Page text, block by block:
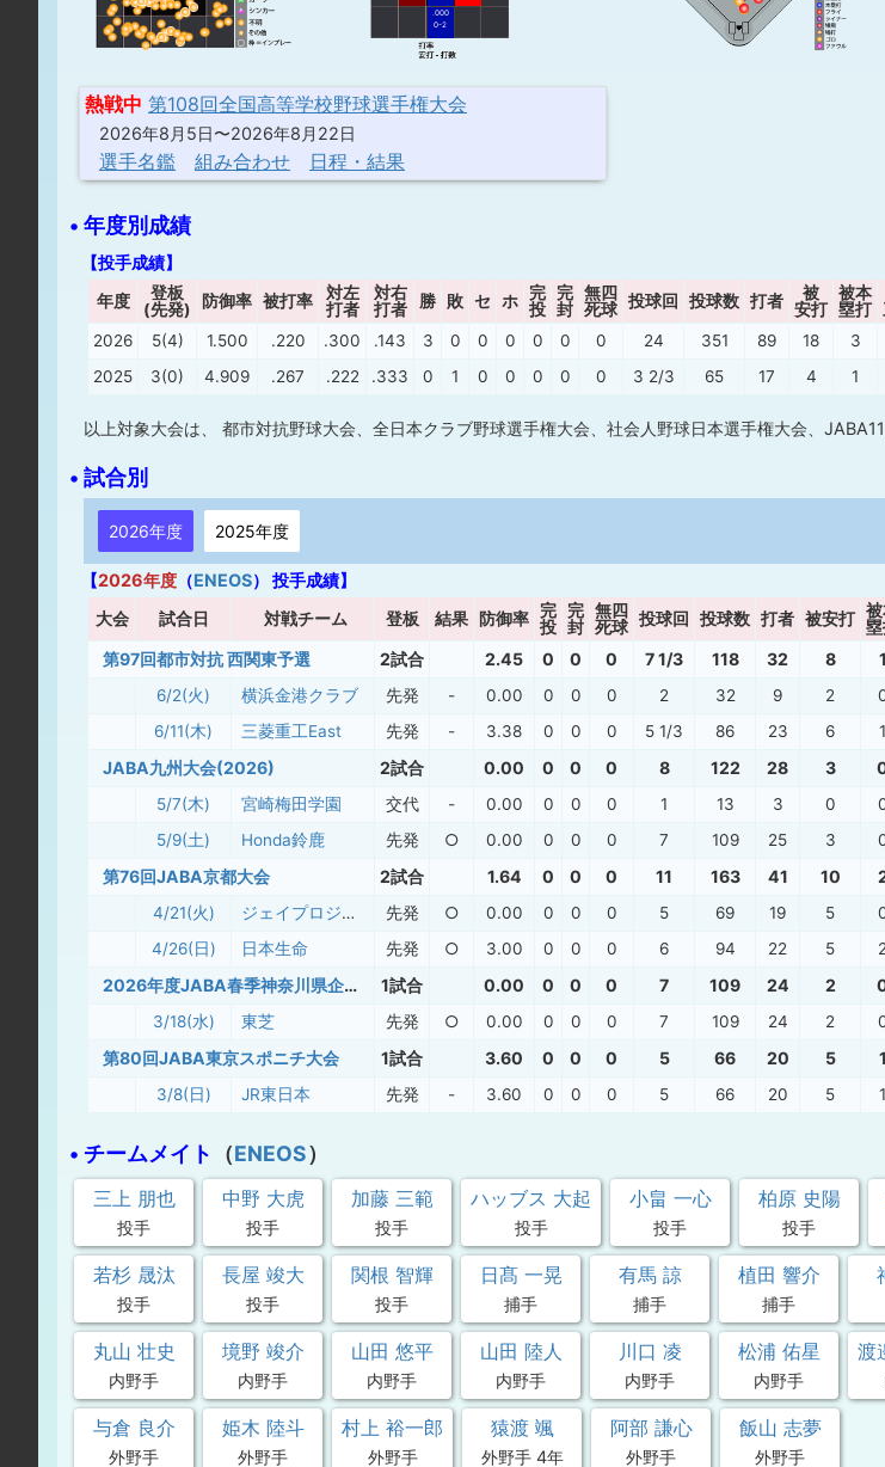
.000
0-2
熱戦中 第108回全国高等学校野球選手権大会
2026年8月5日〜2026年8月22日
選手名鑑 組み合わせ 日程・結果
• 年度別成績
【投手成績】
年度
登板
(先発)
防御率 被打率
対左
打者
対右
打者
勝 敗 セ ホ
完
投
完
封
無四
死球 投球回 投球数 打者
被
安打
被本
塁打
2026 5(4) 1.500 .220 .300 .143 3 0 0 0 0 0 0 24 351 89 18 3
2025
3(0) 4.909 .267 .222 .333 0 1 0 0 0 0 0 3 2/3 65 17 4 1
以上対象大会は、 都市対抗野球大会、全日本クラブ野球選手権大会、社会人野球日本選手権大会、JABA11
• 試合別
2026年度 2025年度
【2026年度 （ENEOS） 投手成績】
大会 試合日 対戦チーム 登板 結果 防御率
完
投
完
封
無四
死球 投球回 投球数 打者 被安打
第97回都市対抗 西関東予選 2試合 2.45 0 0 0 7 1/3 118 32 8 1
6/2(火) 横浜金港クラブ 先発 - 0.00 0 0 0 2 32 9 2
6/11(木)
三菱重工East 先発 - 3.38 0 0 0 5 1/3 86 23 6 1
JABA九州大会(2026) 2試合 0.00 0 0 0 8 122 28 3
5/7(木) 宮崎梅田学園 交代 - 0.00 0 0 0 1 13 3 0
5/9(土)
Honda鈴鹿 先発 ○ 0.00 0 0 0 7 109 25 3
第76回JABA京都大会 2試合 1.64 0 0 0 11 163 41 10
4/21(火) ジェイプロジェクト 先発 ○ 0.00 0 0 0 5 69 19 5
4/26(日)
日本生命 先発 ○ 3.00 0 0 0 6 94 22 5 2
2026年度JABA春季神奈川県企業大会 1試合 0.00 0 0 0 7 109 24 2
3/18(水) 東芝 先発 ○ 0.00 0 0 0 7 109 24 2
第80回JABA東京スポニチ大会 1試合 3.60 0 0 0 5 66 20 5 1
3/8(日) JR東日本 先発 - 3.60 0 0 0 5 66 20 5 1
• チームメイト （ENEOS）
三上 朋也
投手
中野 大虎
投手
加藤 三範
投手
ハッブス 大起
投手
小畠 一心
投手
柏原 史陽
投手
若杉 晟汰
投手
長屋 竣大
投手
関根 智輝
投手
日髙 一晃
捕手
有馬 諒
捕手
植田 響介
捕手
丸山 壮史
内野手
境野 竣介
内野手
山田 悠平
内野手
山田 陸人
内野手
川口 凌
内野手
松浦 佑星
内野手
渡
与倉 良介
外野手
姫木 陸斗
外野手
村上 裕一郎
外野手
猿渡 颯
外野手 4年
阿部 謙心
外野手
飯山 志夢
外野手